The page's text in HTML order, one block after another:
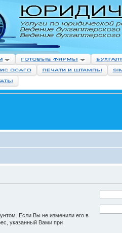
Если Вы не изменили его в
указанный Вами при